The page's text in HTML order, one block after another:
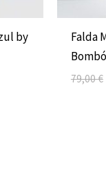
by
Falda
79,00€